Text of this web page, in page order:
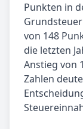
Punkten in
von 148
die letzten
Anstieg von
Zahlen